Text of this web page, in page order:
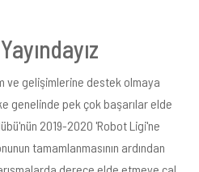
ve gelişimlerine destek olmaya
genelinde pek çok başarılar elde
2019-2020 'Robot Ligi'ne
tamamlanmasının ardından